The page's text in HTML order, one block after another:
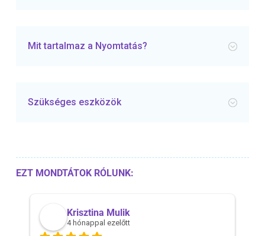
Mit tartalmaz a Nyomtatás?
Szükséges eszközök
EZT MONDTÁTOK RÓLUNK:
Krisztina Mulik
4 hónappal ezelőtt